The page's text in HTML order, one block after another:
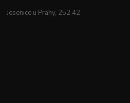
Jesenice u Prahy, 252 42